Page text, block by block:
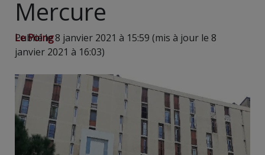
Mercure
Le Poing
Publié le 8 janvier 2021 à 15:59 (mis à jour le 8
janvier 2021 à 16:03)